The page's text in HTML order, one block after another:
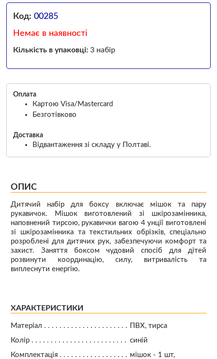
Код: 00285
Немає в наявності
Кількість в упаковці:3 набір
Оплата
Картою Visa/Mastercard
Безготівково
Доставка
Відвантаження зі складу у Полтаві.
ОПИС
Дитячий набір для боксу включає мішок та пару
рукавичок. Мішок виготовлений зі шкірозамінника,
наповнений тирсою, рукавички вагою 4 унції виготовлені
зі шкірозамінника та текстильних обрізків, спеціально
розроблені для дитячих рук, забезпечуючи комфорт та
захист. Заняття боксом чудовий спосіб для дітей
розвинути координацію, силу, витривалість та
виплеснути енергію.
ХАРАКТЕРИСТИКИ
Матеріал
ПВХ, тирса
Колір
синій
Комплектація
мішок - 1 шт,